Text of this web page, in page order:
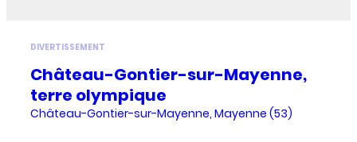
DIVERTISSEMENT
Château-Gontier-sur-Mayenne,
terre olympique
Château-Gontier-sur-Mayenne, Mayenne (53)